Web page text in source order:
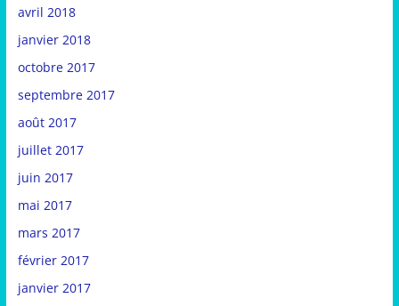
avril 2018
janvier 2018
octobre 2017
septembre 2017
août 2017
juillet 2017
juin 2017
mai 2017
mars 2017
février 2017
janvier 2017